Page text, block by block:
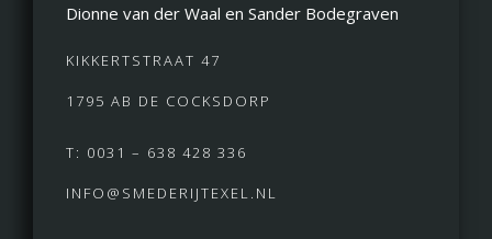
Dionne van der Waal en Sander Bodegraven
KIKKERTSTRAAT 47
1795 AB DE COCKSDORP
T: 0031 – 638 428 336
INFO@SMEDERIJTEXEL.NL